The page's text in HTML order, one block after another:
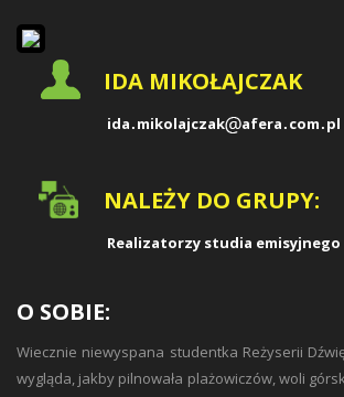
IDA MIKOŁAJCZAK
ida mikolajczak afera com pl
NALEŻY DO GRUPY:
Realizatorzy studia emisyjnego
O SOBIE:
Wiecznie niewyspana studentka Reżyserii
wygląda, jakby pilnowała plażowiczów, woli